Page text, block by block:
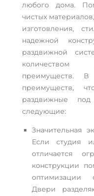
любого дома.
чистых
изготовления,
надежной
раздвижной
количеством
преимуществ. В
преимуществ,
раздвижные
следующие:
Значительная
Если студия
отличается
конструкции
оптимизации
Двери